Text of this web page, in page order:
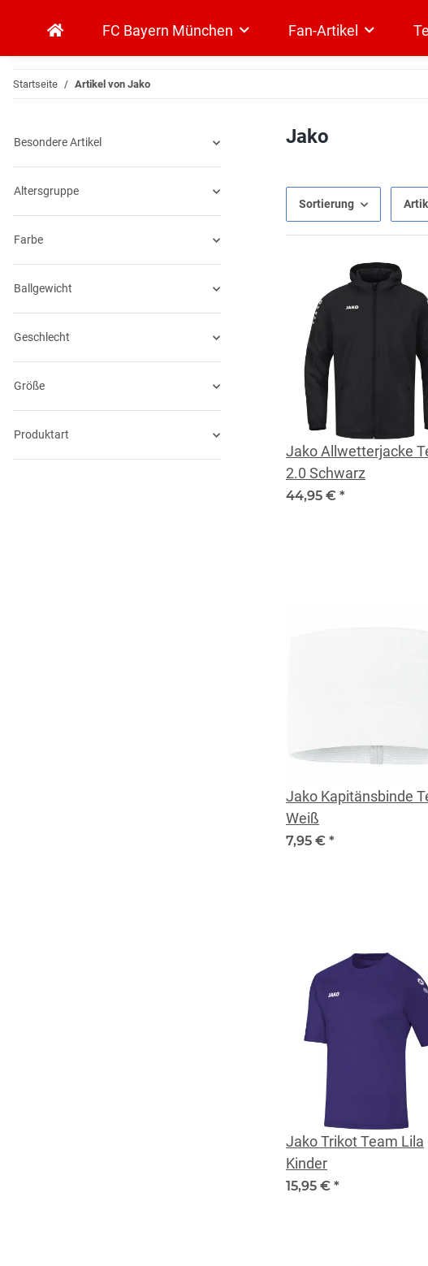
FC Bayern München Fan-Artikel
Startseite Artikel von Jako
Jako
Sortierung
Jako Allwetterjacke
2.0 Schwarz
44,95 € *
Jako Kapitänsbinde
Weiß
7,95 € *
Jako Trikot Team Lila
Kinder
15,95 € *
Besondere Artikel
Altersgruppe
Farbe
Ballgewicht
Geschlecht
Größe
Produktart